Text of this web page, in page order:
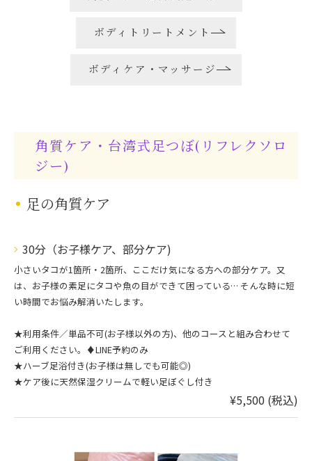
ボディトリートメント
ボディケア・マッサージ
角質ケア・台湾式足つぼ(リフレクソロ
ジー)
足の角質ケア
30分（お子様ケア、部分ケア)
小さいタコが1箇所・2箇所、ここだけ気になる方への部分ケア。又
は、お子様の素足にタコや魚の目ができて困っている… そんな時に短
い時間でお悩み解消いたします。
★利用条件／単品不可(お子様以外の方)、他のコースと組み合わせて
ご利用ください。♦︎LINE予約のみ
★ハーブ足浴付き(お子様は無しでも可能◎)
★ケア後に天然保湿クリームで軽い足ぼぐし付き
¥5,500 (税込)